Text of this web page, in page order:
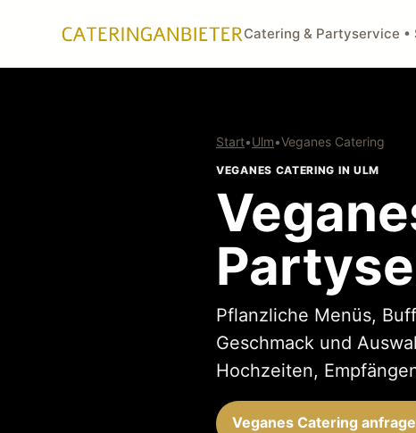
Catering & Partyservice
Start•Ulm•Veganes Catering
VEGANES CATERING IN ULM
Pflanzliche Menüs,
Geschmack und
Hochzeiten,
Veganes Catering